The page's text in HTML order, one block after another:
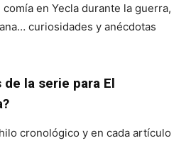
en Yecla durante la guerra,
curiosidades y anécdotas
la serie para El
cronológico y en cada artículo